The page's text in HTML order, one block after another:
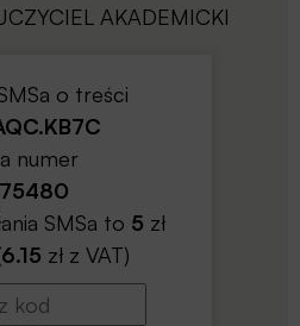
AKADEMICKI
o treści
numer
75480
SMSa to 5 zł
6.15 zł z VAT)